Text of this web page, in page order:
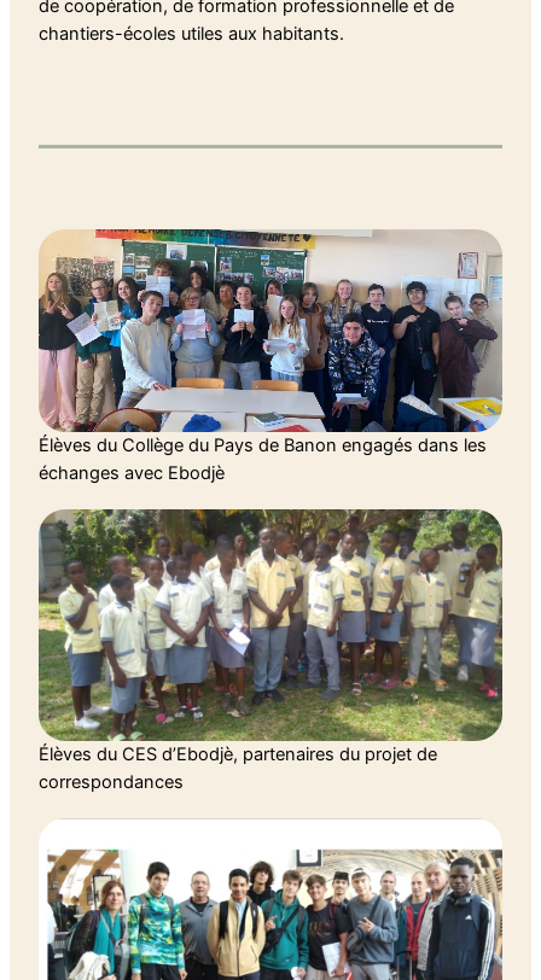
de coopération, de formation professionnelle et de
chantiers-écoles utiles aux habitants.
Élèves du Collège du Pays de Banon engagés dans les
échanges avec Ebodjè
Élèves du CES d’Ebodjè, partenaires du projet de
correspondances